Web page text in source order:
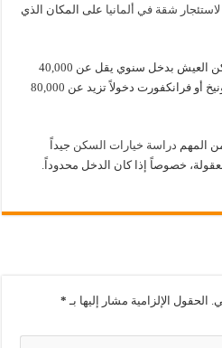
شقة في ألمانيا على المكان الذي
ففي مدن مثل كيمنتس أو جيرا يمكن العيش بدخل سنوي يقل عن 40,000
يورو، بينما تتطلب المعيشة في ميونيخ أو فرانكفورت دخولاً تزيد عن 80,000
المهم دراسة خيارات السكن جيداً
خصوصاً إذا كان الدخل محدوداً.
الحقول الإلزامية مشار إليها بـ *